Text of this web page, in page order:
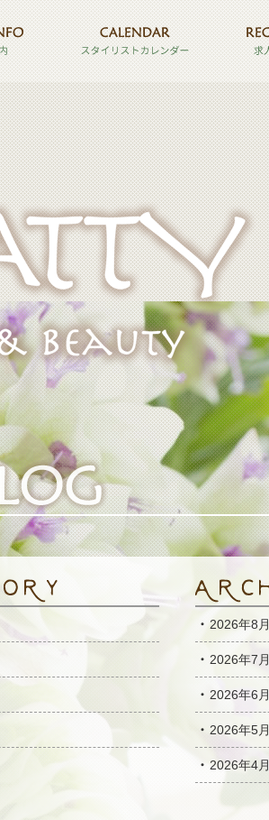
2026年8月
2026年7月
2026年6月
2026年5月
2026年4月